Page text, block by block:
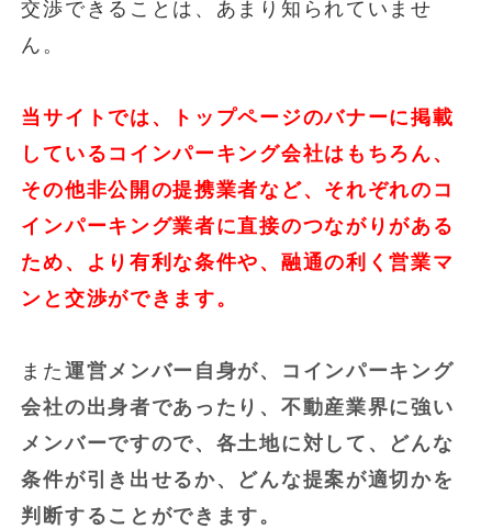
交渉できることは、あまり知られていませ
ん。
当サイトでは、トップページのバナーに掲載
しているコインパーキング会社はもちろん、
その他非公開の提携業者など、それぞれのコ
インパーキング業者に直接のつながりがある
ため、より有利な条件や、融通の利く営業マ
ンと交渉ができます。
また 運営メンバー自身が、コインパーキング
会社の出身者であったり、不動産業界に強い
メンバーですので、各土地に対して、どんな
条件が引き出せるか、どんな提案が適切かを
判断することができます。